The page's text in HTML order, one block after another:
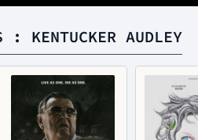
: KENTUCKER AUDLEY